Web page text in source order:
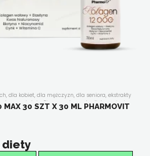
, dla kobiet, dla mężczyzn, dla seniora, ekstrakty
stawy, mięśnie,Płyny suplementy diety w płynie,
i antyoksydacja,witaminy i minerały,
MAX 30 SZT X 30 ML PHARMOVIT
diety